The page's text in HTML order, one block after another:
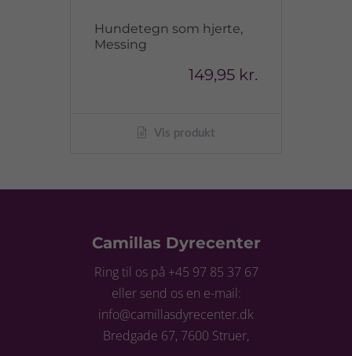
Hundetegn som hjerte,
Messing
149,95 kr.
Vis produkt
Camillas Dyrecenter
Ring til os på +45 97 85 37 67
eller send os en e-mail:
info@camillasdyrecenter.dk
Bredgade 67, 7600 Struer,